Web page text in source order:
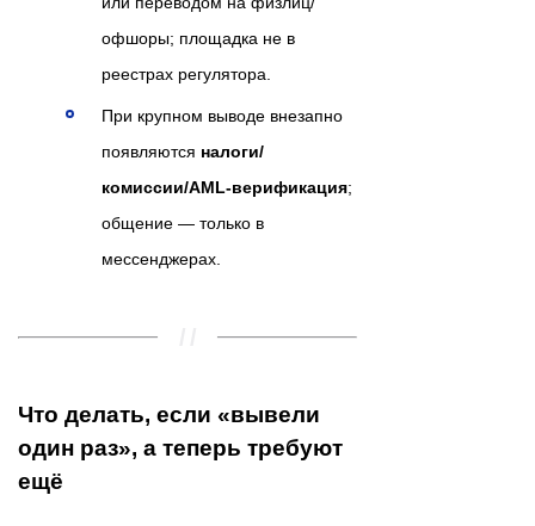
офшоры; площадка не в
реестрах регулятора.
При крупном выводе внезапно
появляются налоги/
комиссии/AML-верификация;
общение — только в
мессенджерах.
Что делать, если «вывели
один раз», а теперь требуют
ещё